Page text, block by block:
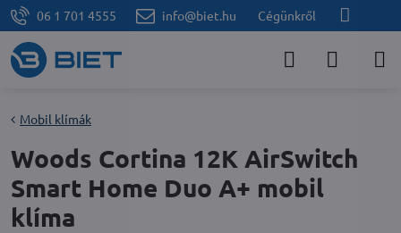
06 1 701 4555 info@biet.hu Cégünkről
Mobil klímák
Woods Cortina 12K AirSwitch
Smart Home Duo A+ mobil
klíma